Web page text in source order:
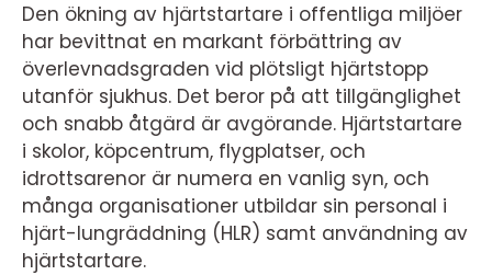
Den ökning av hjärtstartare i offentliga miljöer
har bevittnat en markant förbättring av
överlevnadsgraden vid plötsligt hjärtstopp
utanför sjukhus. Det beror på att tillgänglighet
och snabb åtgärd är avgörande. Hjärtstartare
i skolor, köpcentrum, flygplatser, och
idrottsarenor är numera en vanlig syn, och
många organisationer utbildar sin personal i
hjärt-lungräddning (HLR) samt användning av
hjärtstartare.